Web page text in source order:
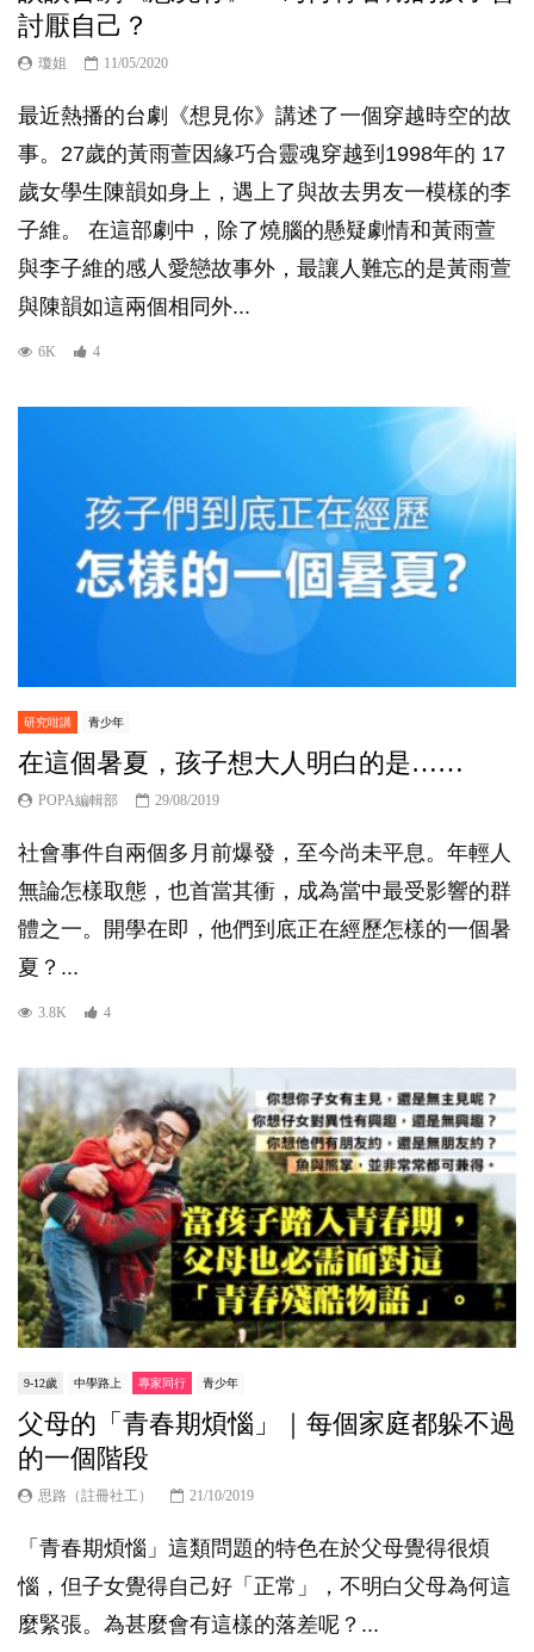
討厭自己？
瓊姐 11/05/2020
最近熱播的台劇《想見你》講述了一個穿越時空的故
事。27歲的黃雨萱因緣巧合靈魂穿越到1998年的 17
歲女學生陳韻如身上，遇上了與故去男友一模樣的李
子維。 在這部劇中，除了燒腦的懸疑劇情和黃雨萱
與李子維的感人愛戀故事外，最讓人難忘的是黃雨萱
與陳韻如這兩個相同外...
6K 4
研究咁講 青少年
在這個暑夏，孩子想大人明白的是……
POPA編輯部 29/08/2019
社會事件自兩個多月前爆發，至今尚未平息。年輕人
無論怎樣取態，也首當其衝，成為當中最受影響的群
體之一。開學在即，他們到底正在經歷怎樣的一個暑
夏？...
3.8K 4
9-12歲 中學路上 專家同行 青少年
父母的「青春期煩惱」｜每個家庭都躲不過
的一個階段
思路（註冊社工） 21/10/2019
「青春期煩惱」這類問題的特色在於父母覺得很煩
惱，但子女覺得自己好「正常」，不明白父母為何這
麼緊張。為甚麼會有這樣的落差呢？...